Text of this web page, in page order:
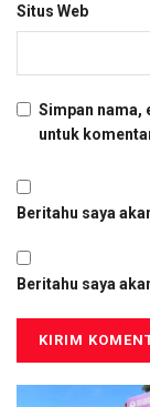
Situs Web
Simpan nama,
untuk
Beritahu saya
Beritahu saya